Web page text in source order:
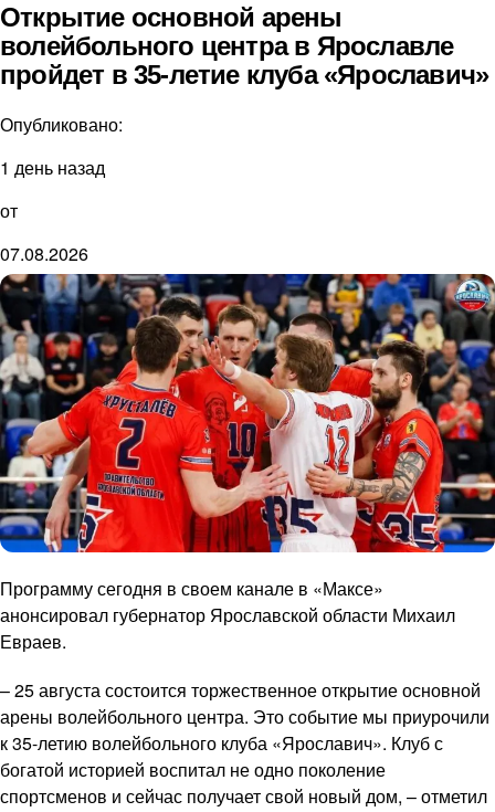
Открытие основной арены
волейбольного центра в Ярославле
пройдет в 35-летие клуба «Ярославич»
Опубликовано:
1 день назад
от
07.08.2026
Программу сегодня в своем канале в «Максе»
анонсировал губернатор Ярославской области Михаил
Евраев.
– 25 августа состоится торжественное открытие основной
арены волейбольного центра. Это событие мы приурочили
к 35-летию волейбольного клуба «Ярославич». Клуб с
богатой историей воспитал не одно поколение
спортсменов и сейчас получает свой новый дом, – отметил